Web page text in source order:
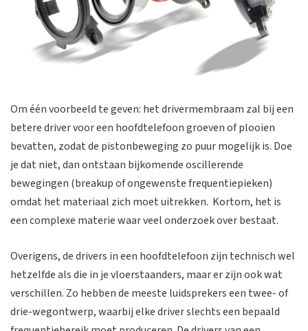
Om één voorbeeld te geven: het drivermembraam zal bij een
betere driver voor een hoofdtelefoon groeven of plooien
bevatten, zodat de pistonbeweging zo puur mogelijk is. Doe
je dat niet, dan ontstaan bijkomende oscillerende
bewegingen (breakup of ongewenste frequentiepieken)
omdat het materiaal zich moet uitrekken. Kortom, het is
een complexe materie waar veel onderzoek over bestaat.
Overigens, de drivers in een hoofdtelefoon zijn technisch wel
hetzelfde als die in je vloerstaanders, maar er zijn ook wat
verschillen. Zo hebben de meeste luidsprekers een twee- of
drie-wegontwerp, waarbij elke driver slechts een bepaald